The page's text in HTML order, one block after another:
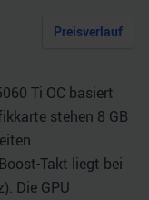
Preisverlauf
Ti OC basiert
stehen 8 GB
Takt liegt bei
Die GPU